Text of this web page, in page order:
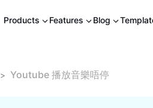
Products Features Blog
> Youtube 播放音樂唔停